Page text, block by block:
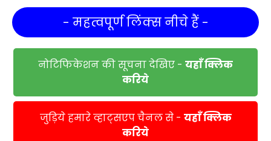
- महत्वपूर्ण लिंक्स नीचे हैं -
नोटिफिकेशन की सूचना देखिए - यहाँ क्लिक
करिये
जुड़िये हमारे व्हाट्सएप चैनल से - यहाँ क्लिक
करिये